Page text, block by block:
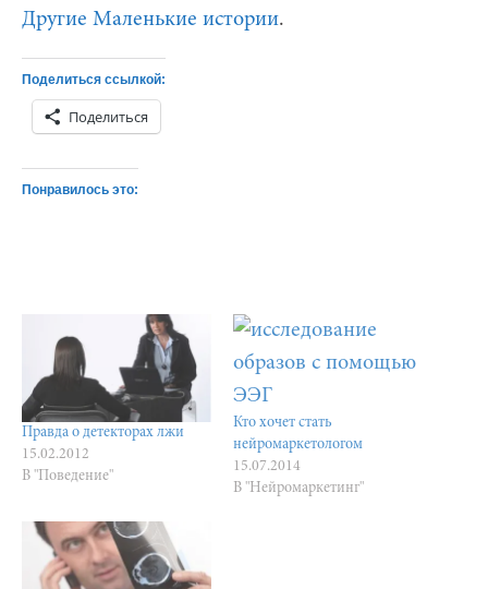
Другие Маленькие истории.
Поделиться ссылкой:
Поделиться
Понравилось это:
Правда о детекторах лжи
15.02.2012
В "Поведение"
Кто хочет стать
нейромаркетологом
15.07.2014
В "Нейромаркетинг"